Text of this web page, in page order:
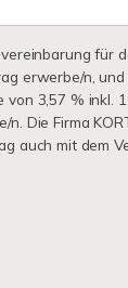
für
erwerbe/n,
von 3,57 % inkl.
Die Firma
auch mit dem